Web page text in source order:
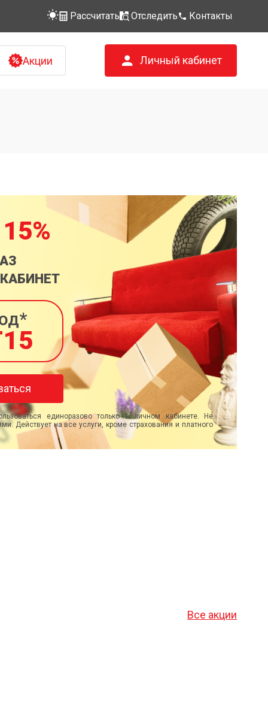
Рассчитать Отследить Контакты
Акции Личный кабинет
единоразово только в личном кабинете. Не
Действует на все услуги, кроме страхования и платного
Все акции